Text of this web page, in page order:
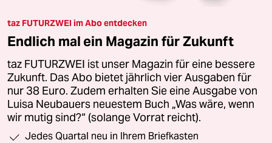
taz FUTURZWEI im Abo entdecken
Endlich mal ein Magazin für Zukunft
taz FUTURZWEI ist unser Magazin für eine bessere
Zukunft. Das Abo bietet jährlich vier Ausgaben für
nur 38 Euro. Zudem erhalten Sie eine Ausgabe von
Luisa Neubauers neuestem Buch „Was wäre, wenn
wir mutig sind?“ (solange Vorrat reicht).
Jedes Quartal neu in Ihrem Briefkasten